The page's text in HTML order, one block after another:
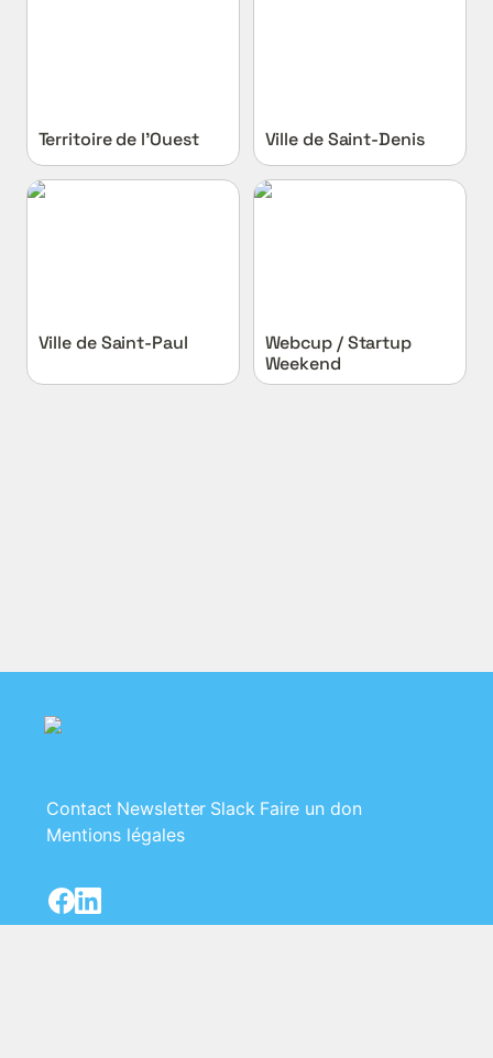
Territoire de l’Ouest Ville de Saint-Denis
Ville de Saint-Paul
Ville de Saint-Paul
Webcup / Startup
Webcup / Startup
Weekend
Contact Newsletter Slack Faire un don
Mentions légales